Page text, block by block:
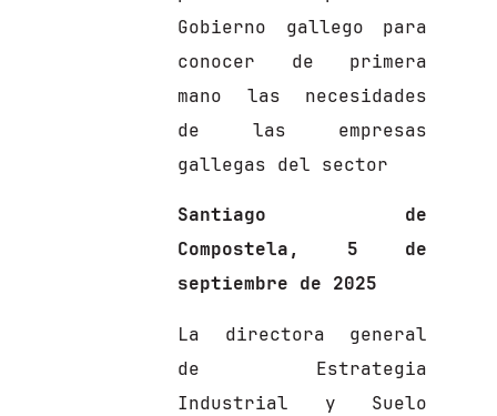
Gobierno gallego para
conocer de primera
mano las necesidades
de las empresas
gallegas del sector
Santiago de
Compostela, 5 de
septiembre de 2025
La directora general
de Estrategia
Industrial y Suelo